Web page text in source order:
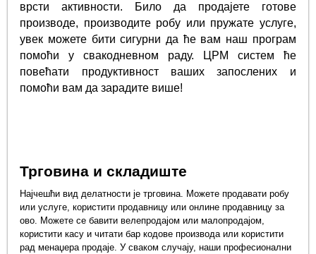
врсти активности. Било да продајете готове
производе, производите робу или пружате услуге,
увек можете бити сигурни да ће вам наш програм
помоћи у свакодневном раду. ЦРМ систем ће
повећати продуктивност ваших запослених и
помоћи вам да зарадите више!
Трговина и складиште
Најчешћи вид делатности је трговина. Можете продавати робу
или услуге, користити продавницу или онлине продавницу за
ово. Можете се бавити велепродајом или малопродајом,
користити касу и читати бар кодове производа или користити
рад менаџера продаје. У сваком случају, наши професионални